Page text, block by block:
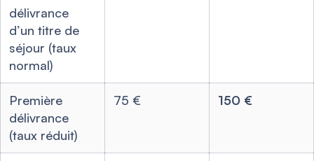
délivrance
d’un titre de
séjour (taux
normal)
Première
délivrance
(taux réduit)
75 € 150 €